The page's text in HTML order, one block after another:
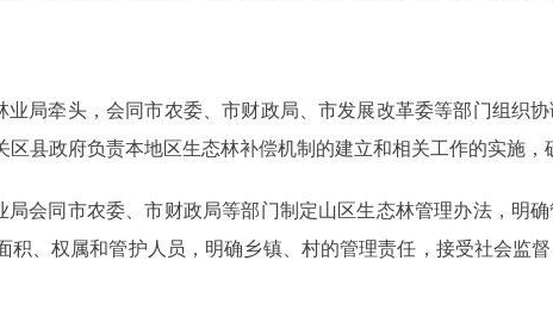
局牵头，会同市农委、市财政局、市发展改革委等部门组织
县政府负责本地区生态林补偿机制的建立和相关工作的实施，
会同市农委、市财政局等部门制定山区生态林管理办法，明
积、权属和管护人员，明确乡镇、村的管理责任，接受社会监